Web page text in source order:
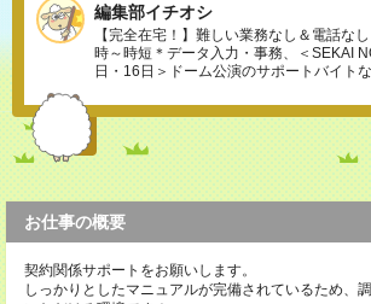
編集部イチオシ
【完全在宅！】難しい業務なし＆電話な
時～時短＊データ入力・事務、＜SEKAI
日・16日＞ドーム公演のサポートバイト
お仕事の概要
契約関係サポートをお願いします。
しっかりとしたマニュアルが完備されているため、